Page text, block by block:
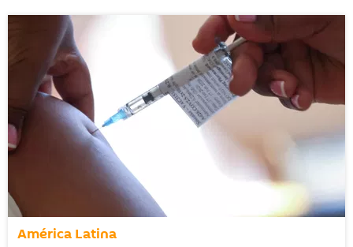
América Latina